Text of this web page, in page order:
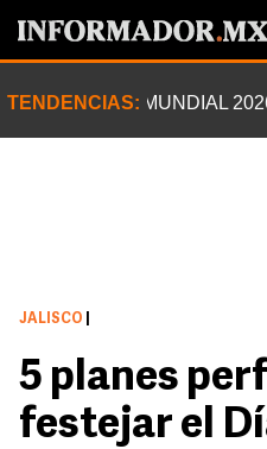
TENDENCIAS: MUNDIAL
JALISCO
5 planes
festejar el